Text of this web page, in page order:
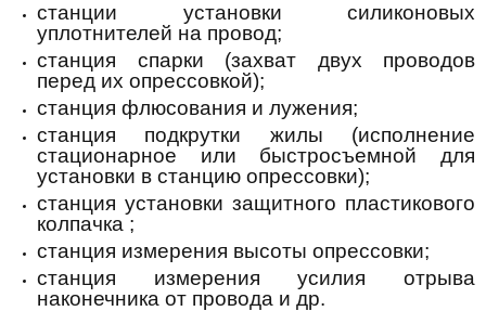
станции установки силиконовых
уплотнителей на провод;
станция спарки (захват двух проводов
перед их опрессовкой);
станция флюсования и лужения;
станция подкрутки жилы (исполнение
стационарное или быстросъемной для
установки в станцию опрессовки);
станция установки защитного пластикового
колпачка ;
станция измерения высоты опрессовки;
станция измерения усилия отрыва
наконечника от провода и др.